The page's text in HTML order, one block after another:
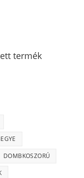
termék
DOMBKOSZORÚ